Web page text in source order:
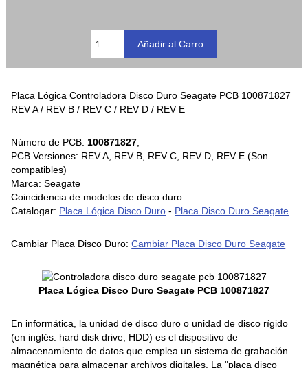
Placa Lógica Controladora Disco Duro Seagate PCB 100871827
REV A / REV B / REV C / REV D / REV E
Número de PCB: 100871827;
PCB Versiones: REV A, REV B, REV C, REV D, REV E (Son
compatibles)
Marca: Seagate
Coincidencia de modelos de disco duro:
Catalogar: Placa Lógica Disco Duro - Placa Disco Duro Seagate
Cambiar Placa Disco Duro:Cambiar Placa Disco Duro Seagate
Placa Lógica Disco Duro Seagate PCB 100871827
En informática, la unidad de disco duro o unidad de disco rígido
(en inglés: hard disk drive, HDD) es el dispositivo de
almacenamiento de datos que emplea un sistema de grabación
magnética para almacenar archivos digitales. La "placa disco